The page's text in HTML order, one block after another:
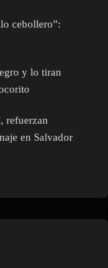
cebollero”:
y lo tiran
refuerzan
en Salvador